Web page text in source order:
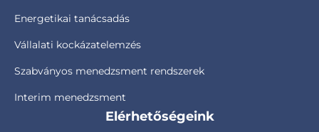
Energetikai tanácsadás
Vállalati kockázatelemzés
Szabványos menedzsment rendszerek
Interim menedzsment
Elérhetőségeink